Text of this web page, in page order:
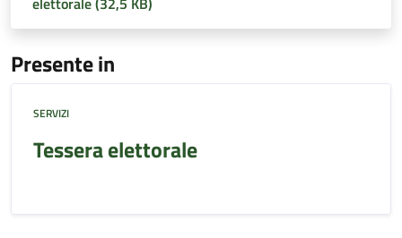
Presente in
SERVIZI
Tessera elettorale